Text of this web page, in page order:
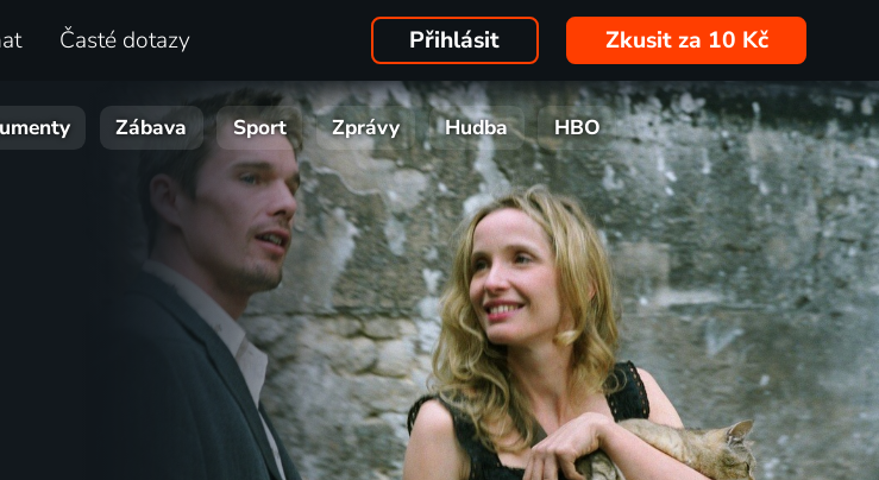
Časté dotazy Přihlásit Zkusit za 10 Kč
Zábava Sport Zprávy Hudba HBO